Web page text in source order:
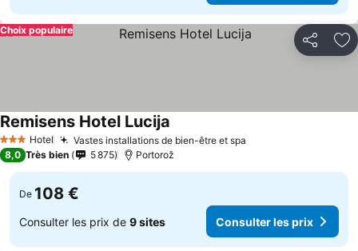
Partager
Choix populaire
3 ÉtoilesHotel Vastes installations de bien-être et spa
Remisens Hotel Lucija
8,0 Très bien 5 875 Portorož
De 108 €
Consulter les prix de 9 sites Consulter les prix